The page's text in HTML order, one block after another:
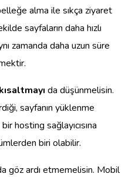
alma ile sıkça ziyaret
sayfaların daha hızlı
zamanda daha uzun süre
da düşünmelisin.
sayfanın yüklenme
hosting sağlayıcısına
biri olabilir.
göz ardı etmemelisin. Mobil